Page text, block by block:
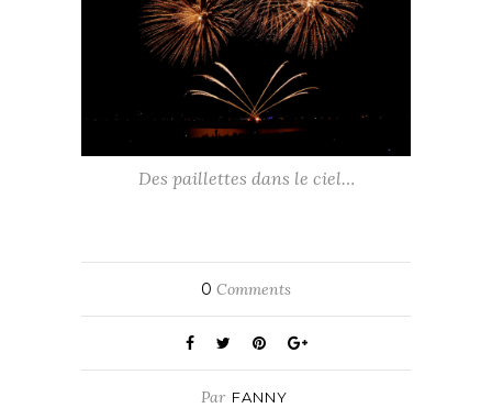
Des paillettes dans le ciel…
0 Comments
Par FANNY